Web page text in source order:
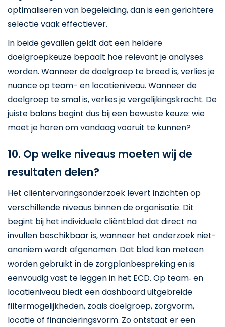
optimaliseren van begeleiding, dan is een gerichtere
selectie vaak effectiever.
In beide gevallen geldt dat een heldere
doelgroepkeuze bepaalt hoe relevant je analyses
worden. Wanneer de doelgroep te breed is, verlies je
nuance op team- en locatieniveau. Wanneer de
doelgroep te smal is, verlies je vergelijkingskracht. De
juiste balans begint dus bij een bewuste keuze: wie
moet je horen om vandaag vooruit te kunnen?
10. Op welke niveaus moeten wij de
resultaten delen?
Het cliëntervaringsonderzoek levert inzichten op
verschillende niveaus binnen de organisatie. Dit
begint bij het individuele cliëntblad dat direct na
invullen beschikbaar is, wanneer het onderzoek niet-
anoniem wordt afgenomen. Dat blad kan meteen
worden gebruikt in de zorgplanbespreking en is
eenvoudig vast te leggen in het ECD. Op team‑ en
locatieniveau biedt een dashboard uitgebreide
filtermogelijkheden, zoals doelgroep, zorgvorm,
locatie of financieringsvorm. Zo ontstaat er een